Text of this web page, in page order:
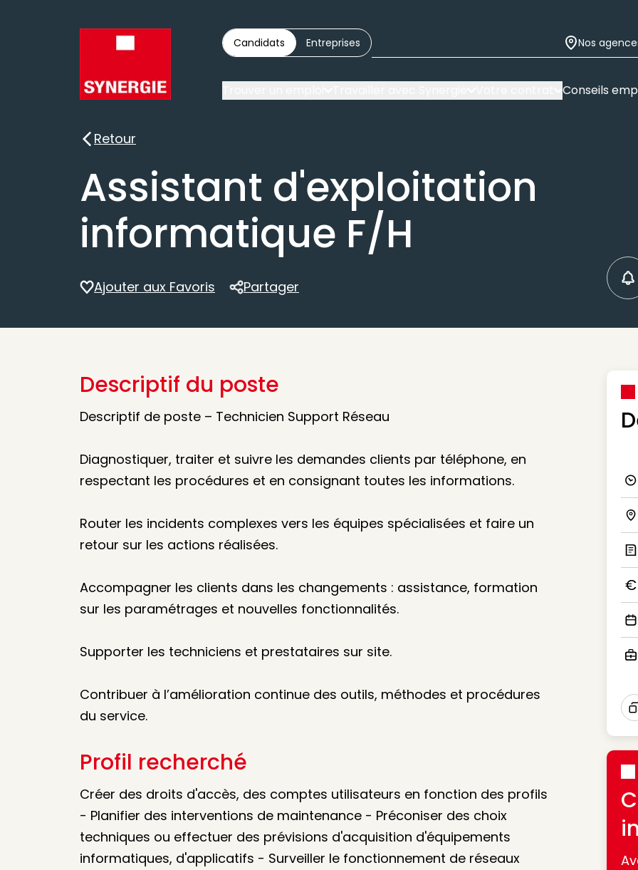
Candidats Entreprises Nos
Conseils
Retour
Retour
Assistant d'exploitation
informatique F/H
Ajouter aux Favoris
Partager
Partager
Descriptif du poste
Descriptif de poste – Technicien Support Réseau
Diagnostiquer, traiter et suivre les demandes clients par téléphone, en
respectant les procédures et en consignant toutes les informations.
Router les incidents complexes vers les équipes spécialisées et faire un
retour sur les actions réalisées.
Accompagner les clients dans les changements : assistance, formation
sur les paramétrages et nouvelles fonctionnalités.
Supporter les techniciens et prestataires sur site.
Contribuer à l’amélioration continue des outils, méthodes et procédures
du service.
Profil recherché
Créer des droits d'accès, des comptes utilisateurs en fonction des profils
- Planifier des interventions de maintenance - Préconiser des choix
techniques ou effectuer des prévisions d'acquisition d'équipements
informatiques, d'applicatifs - Surveiller le fonctionnement de réseaux